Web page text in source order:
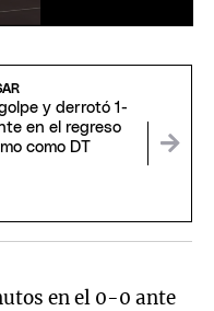
y derrotó 1-
en el regreso
como DT
en el 0-0 ante